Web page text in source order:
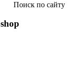
Поиск по сайту